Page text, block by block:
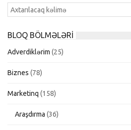
BLOQ BÖLMƏLƏRI
Adverdiklərim (25)
Biznes (78)
Marketinq (158)
Araşdırma (36)